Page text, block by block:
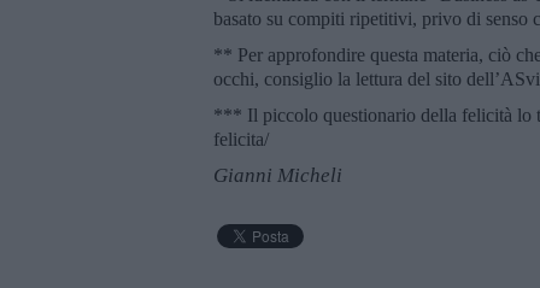
basato su compiti ripetitivi, privo di senso
** Per approfondire questa materia, ciò
occhi, consiglio la lettura del sito
*** Il piccolo questionario della felicità lo
felicita/
Gianni Micheli